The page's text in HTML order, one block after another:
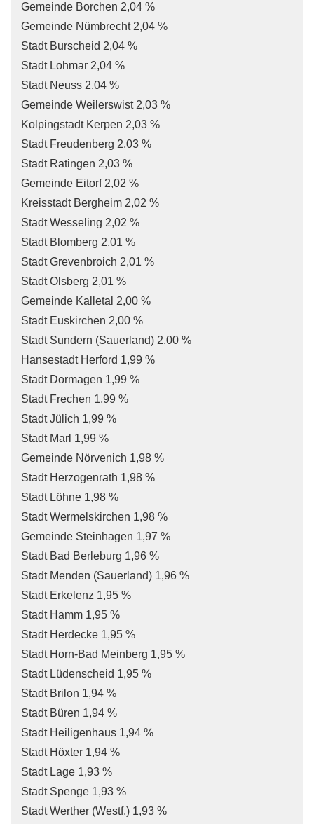
Gemeinde Borchen 2,04 %
Gemeinde Nümbrecht 2,04 %
Stadt Burscheid 2,04 %
Stadt Lohmar 2,04 %
Stadt Neuss 2,04 %
Gemeinde Weilerswist 2,03 %
Kolpingstadt Kerpen 2,03 %
Stadt Freudenberg 2,03 %
Stadt Ratingen 2,03 %
Gemeinde Eitorf 2,02 %
Kreisstadt Bergheim 2,02 %
Stadt Wesseling 2,02 %
Stadt Blomberg 2,01 %
Stadt Grevenbroich 2,01 %
Stadt Olsberg 2,01 %
Gemeinde Kalletal 2,00 %
Stadt Euskirchen 2,00 %
Stadt Sundern (Sauerland) 2,00 %
Hansestadt Herford 1,99 %
Stadt Dormagen 1,99 %
Stadt Frechen 1,99 %
Stadt Jülich 1,99 %
Stadt Marl 1,99 %
Gemeinde Nörvenich 1,98 %
Stadt Herzogenrath 1,98 %
Stadt Löhne 1,98 %
Stadt Wermelskirchen 1,98 %
Gemeinde Steinhagen 1,97 %
Stadt Bad Berleburg 1,96 %
Stadt Menden (Sauerland) 1,96 %
Stadt Erkelenz 1,95 %
Stadt Hamm 1,95 %
Stadt Herdecke 1,95 %
Stadt Horn-Bad Meinberg 1,95 %
Stadt Lüdenscheid 1,95 %
Stadt Brilon 1,94 %
Stadt Büren 1,94 %
Stadt Heiligenhaus 1,94 %
Stadt Höxter 1,94 %
Stadt Lage 1,93 %
Stadt Spenge 1,93 %
Stadt Werther (Westf.) 1,93 %